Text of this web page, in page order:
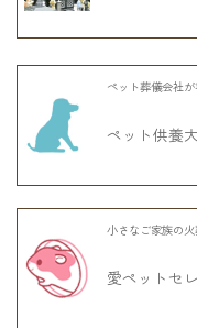
ペット葬儀会社
ペット供養
小さなご家族の
愛ペットセ